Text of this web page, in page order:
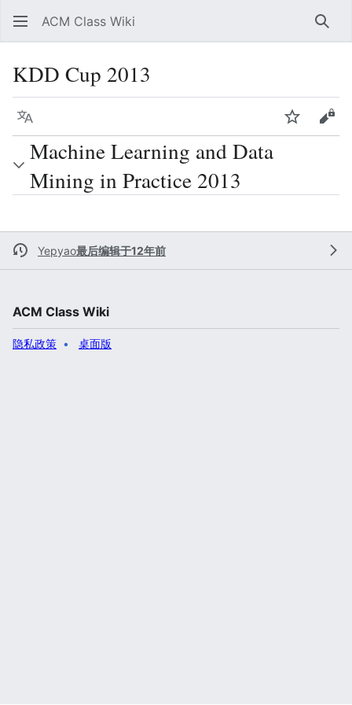
ACM Class Wiki 搜索
KDD Cup 2013
语言 监视 查
Machine Learning and Data
Mining in Practice 2013
Yepyao最后编辑于12年前
ACM Class Wiki
隐私政策 桌面版